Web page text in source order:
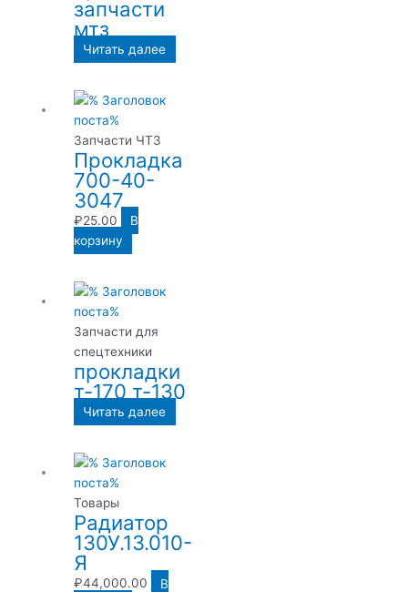
запчасти
мтз
Читать далее
Запчасти ЧТЗ
Прокладка
700-40-
3047
₽25.00
В
корзину
Запчасти для
спецтехники
прокладки
т-170 т-130
Читать далее
Товары
Радиатор
130У.13.010-
Я
₽44,000.00
В